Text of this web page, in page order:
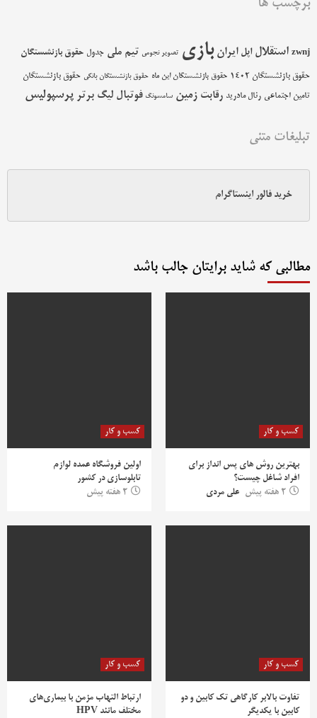
برچسب ها
zwnj استقلال اپل ایران بازی تصویر نجومی تیم ملی جدول حقوق بازنشستگان
حقوق بازنشستگان 1402 حقوق بازنشستگان این ماه حقوق بازنشستگان بانکی حقوق بازنشستگان
تامین اجتماعی رئال مادرید رقابت زمین سامسونگ فوتبال لیگ برتر پرسپولیس
تبلیغات متنی
خرید فالور اینستاگرام
مطالبی که شاید برایتان جالب باشد
کسب و کار
بهترین روش‌ های پس‌ انداز برای
افراد شاغل چیست؟
2 هفته پیش
علی مردی
کسب و کار
اولین فروشگاه عمده لوازم
تابلوسازی در کشور
2 هفته پیش
کسب و کار
تفاوت بالابر کارگاهی تک کابین و دو
کابین با یکدیگر
کسب و کار
ارتباط التهاب مزمن با بیماری‌های
مختلف مانند HPV